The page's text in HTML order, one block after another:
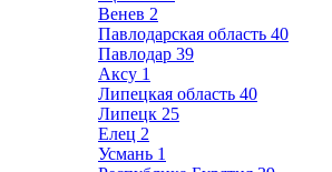
Венев 2
Павлодарская область 40
Павлодар 39
Аксу 1
Липецкая область 40
Липецк 25
Елец 2
Усмань 1